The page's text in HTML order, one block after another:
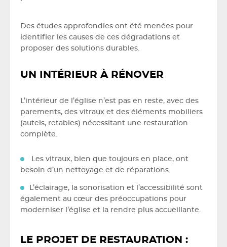
Des études approfondies ont été menées pour
identifier les causes de ces dégradations et
proposer des solutions durables.
UN INTÉRIEUR À RÉNOVER
L’intérieur de l’église n’est pas en reste, avec des
parements, des vitraux et des éléments mobiliers
(autels, retables) nécessitant une restauration
complète.
Les vitraux, bien que toujours en place, ont
besoin d’un nettoyage et de réparations.
L’éclairage, la sonorisation et l’accessibilité sont
également au cœur des préoccupations pour
moderniser l’église et la rendre plus accueillante.
LE PROJET DE RESTAURATION :